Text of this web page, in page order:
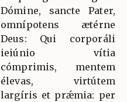
Dómine, sancte Pater,
omnípotens ætérne
Deus: Qui corporáli
ieiúnio vítia
cómprimis, mentem
élevas, virtútem
largíris et prǽmia: per